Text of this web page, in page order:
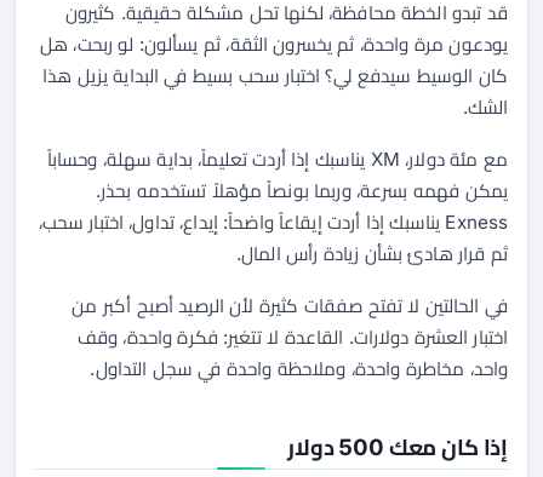
قد تبدو الخطة محافظة، لكنها تحل مشكلة حقيقية. كثيرون
يودعون مرة واحدة، ثم يخسرون الثقة، ثم يسألون: لو ربحت، هل
كان الوسيط سيدفع لي؟ اختبار سحب بسيط في البداية يزيل هذا
الشك.
مع مئة دولار، XM يناسبك إذا أردت تعليماً، بداية سهلة، وحساباً
يمكن فهمه بسرعة، وربما بونصاً مؤهلاً تستخدمه بحذر.
Exness يناسبك إذا أردت إيقاعاً واضحاً: إيداع، تداول، اختبار سحب،
ثم قرار هادئ بشأن زيادة رأس المال.
في الحالتين لا تفتح صفقات كثيرة لأن الرصيد أصبح أكبر من
اختبار العشرة دولارات. القاعدة لا تتغير: فكرة واحدة، وقف
واحد، مخاطرة واحدة، وملاحظة واحدة في سجل التداول.
إذا كان معك 500 دولار